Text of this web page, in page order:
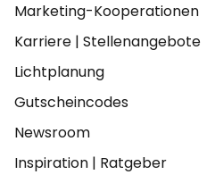
Marketing-Kooperationen
Karriere | Stellenangebote
Lichtplanung
Gutscheincodes
Newsroom
Inspiration | Ratgeber